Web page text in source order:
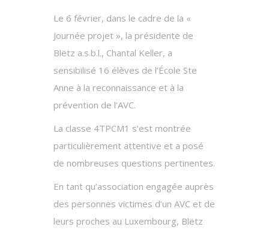
Le 6 février, dans le cadre de la «
Journée projet », la présidente de
Blëtz a.s.b.l., Chantal Keller, a
sensibilisé 16 élèves de l’École Ste
Anne à la reconnaissance et à la
prévention de l’AVC.
La classe 4TPCM1 s’est montrée
particulièrement attentive et a posé
de nombreuses questions pertinentes.
En tant qu’association engagée auprès
des personnes victimes d’un AVC et de
leurs proches au Luxembourg, Blëtz